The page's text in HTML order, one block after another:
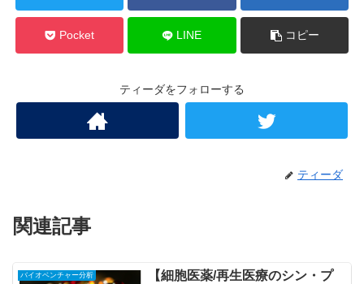
Pocket LINE コピー
ティーダをフォローする
ティーダ
関連記事
バイオベンチャー分析
【細胞医薬/再生医療のシン・プ